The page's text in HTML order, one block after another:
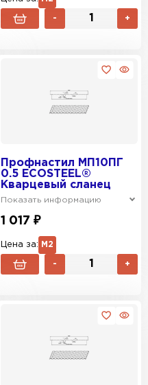
- +
Профнастил МП10ПГ
0.5 ECOSTEEL®
Кварцевый сланец
Показать информацию
1 017 ₽
Цена за: М2
- +